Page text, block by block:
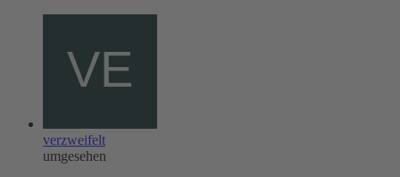
verzweifelt
umgesehen